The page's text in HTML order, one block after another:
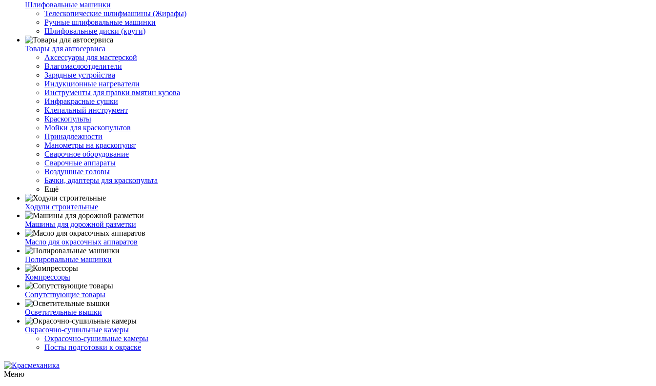
Шлифовальные машинки
Телескопические шлифмашины (Жирафы)
Ручные шлифовальные машинки
Шлифовальные диски (круги)
Товары для автосервиса
Аксессуары для мастерской
Влагомаслоотделители
Зарядные устройства
Индукционные нагреватели
Инструменты для правки вмятин кузова
Инфракрасные сушки
Клепальный инструмент
Краскопульты
Мойки для краскопультов
Принадлежности
Манометры на краскопульт
Сварочное оборудование
Сварочные аппараты
Воздушные головы
Бачки, адаптеры для краскопульта
Ещё
Ходули строительные
Машины для дорожной разметки
Масло для окрасочных аппаратов
Полировальные машинки
Компрессоры
Сопутствующие товары
Осветительные вышки
Окрасочно-сушильные камеры
Окрасочно-сушильные камеры
Посты подготовки к окраске
Меню